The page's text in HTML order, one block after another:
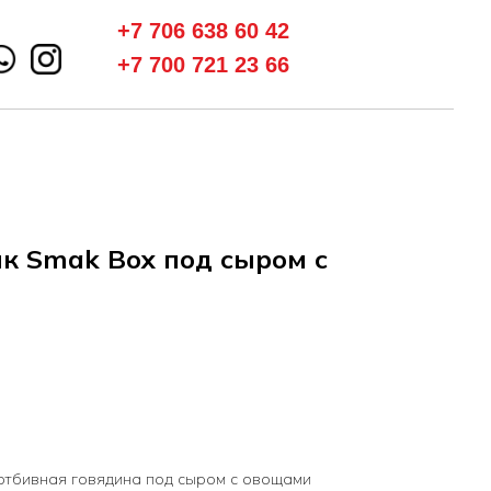
+7 700 721 23 66
+7 706 638 60 42
Smak Box под сыром с
говядина под сыром с овощами